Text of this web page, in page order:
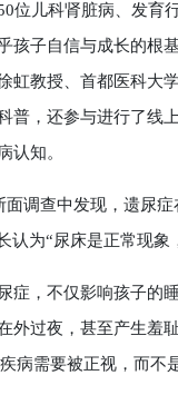
儿科肾脏病、发育
孩子自信与成长的根
虹教授、首都医科
普，还参与进行了线
认知。
查中发现，遗尿症
认为“尿床是正常现象
，不仅影响孩子的
外过夜，甚至产生羞
病需要被正视，而不